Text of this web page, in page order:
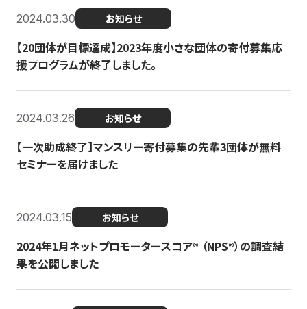
2024.03.30 お知らせ
【20団体が目標達成】2023年度小さな団体の寄付募集応
援プログラムが終了しました。
2024.03.26 お知らせ
【一次助成終了】マンスリー寄付募集の先輩3団体が無料
セミナーを届けました
2024.03.15 お知らせ
2024年1月ネットプロモータースコア®︎ （NPS®︎）の調査結
果を公開しました